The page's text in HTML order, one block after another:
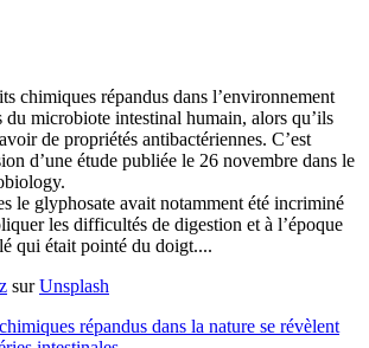
chimiques répandus dans l’environnement
du microbiote intestinal humain, alors qu’ils
de propriétés antibactériennes. C’est
d’une étude publiée le 26 novembre dans le
le glyphosate avait notamment été incriminé
les difficultés de digestion et à l’époque
qui était pointé du doigt....
surUnsplash
répandus dans la nature se révèlent